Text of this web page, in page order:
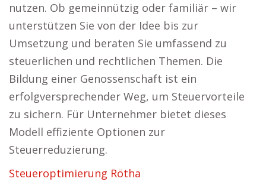
nutzen. Ob gemeinnützig oder familiär – wir
unterstützen Sie von der Idee bis zur
Umsetzung und beraten Sie umfassend zu
steuerlichen und rechtlichen Themen. Die
Bildung einer Genossenschaft ist ein
erfolgversprechender Weg, um Steuervorteile
zu sichern. Für Unternehmer bietet dieses
Modell effiziente Optionen zur
Steuerreduzierung.
Steueroptimierung Rötha